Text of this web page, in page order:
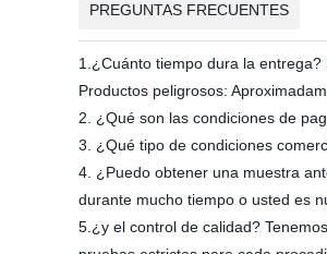
PREGUNTAS FRECUENTES
1.¿Cuánto tiempo dura la
Productos peligrosos:
2. ¿Qué son las condiciones de
3. ¿Qué tipo de condiciones
4. ¿Puedo obtener una muestra
durante mucho tiempo o usted es
5.¿y el control de calidad?